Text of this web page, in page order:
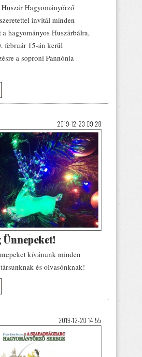
Hagyományőrző
invitál minden
hagyományos Huszárbálra,
február 15-án kerül
a soproni Pannónia
2019-12-23 09:28
Ünnepeket!
kívánunk minden
és olvasónknak!
2019-12-20 14:55